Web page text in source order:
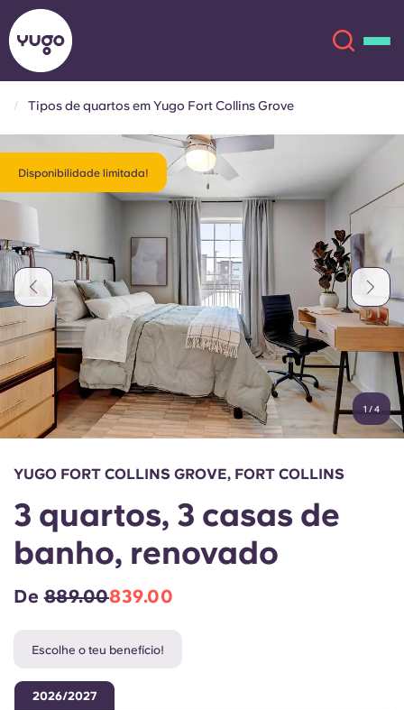
Localizações
Mais
Conta Língua
English (GB)
Chinese
Español
Selecione um país
Iniciar sessão
Reservar agora
English (GB)
English (US)
Chinese Español
Català Deutsch
Italian French
Portuguese
Tipos de quartos em Yugo Fort Collins Grove
Disponibilidade limitada!
1 /4
YUGO FORT COLLINS GROVE, FORT COLLINS
3 quartos, 3 casas de
banho, renovado
De889.00839.00
Escolhe o teu benefício!
2026/2027